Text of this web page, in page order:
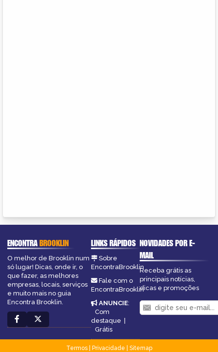
ENCONTRABROOKLIN
O melhor de Brooklin num
só lugar! Dicas, onde ir, o
que fazer, as melhores
empresas, locais, serviços
e muito mais no guia
Encontra Brooklin.
LINKS RÁPIDOS
Sobre
EncontraBrooklin
Fale com o
EncontraBrooklin
ANUNCIE:
Com
destaque |
Grátis
NOVIDADES POR E-
MAIL
Receba grátis as
principais notícias,
dicas e promoções
Termos| Privacidade
Sitemap